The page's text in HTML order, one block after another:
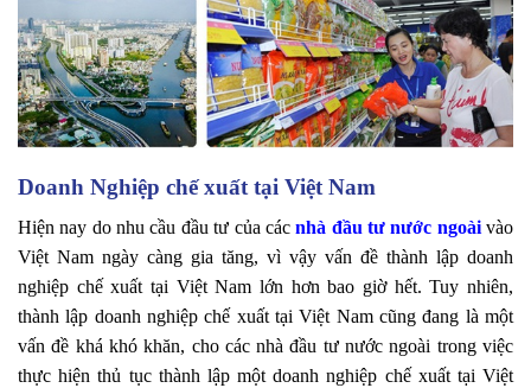
Doanh Nghiệp chế xuất tại Việt Nam
Hiện nay do nhu cầu đầu tư của cácnhà đầu tư nước ngoàivào
Việt Nam ngày càng gia tăng, vì vậy vấn đề thành lập doanh
nghiệp chế xuất tại Việt Nam lớn hơn bao giờ hết. Tuy nhiên,
thành lập doanh nghiệp chế xuất tại Việt Nam cũng đang là một
vấn đề khá khó khăn, cho các nhà đầu tư nước ngoài trong việc
thực hiện thủ tục thành lập một doanh nghiệp chế xuất tại Việt